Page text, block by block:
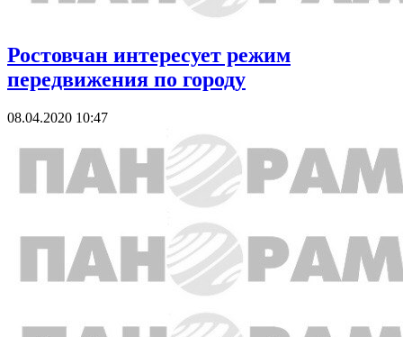
Ростовчан интересует режим
передвижения по городу
08.04.2020 10:47